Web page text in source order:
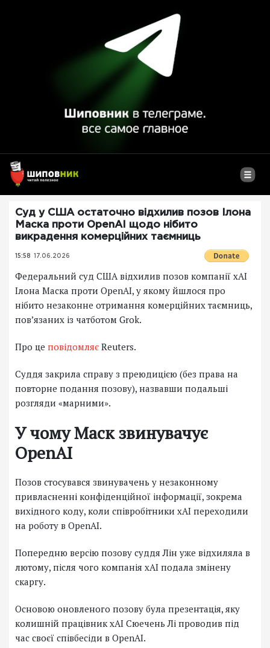
Суд у США остаточно відхилив позов Ілона
Маска проти OpenAI щодо нібито
викрадення комерційних таємниць
15:58 17.06.2026
Федеральний суд США відхилив позов компанії xAI
Ілона Маска проти OpenAI, у якому йшлося про
нібито незаконне отримання комерційних таємниць,
пов’язаних із чатботом Grok.
Про це повідомляє Reuters.
Суддя закрила справу з преюдицією (без права на
повторне подання позову), назвавши подальші
розгляди «марними».
У чому Маск звинувачує
OpenAI
Позов стосувався звинувачень у незаконному
привласненні конфіденційної інформації, зокрема
вихідного коду, коли співробітники xAI переходили
на роботу в OpenAI.
Попередню версію позову суддя Лін уже відхиляла в
лютому, після чого компанія xAI подала змінену
скаргу.
Основою оновленого позову була презентація, яку
колишній працівник xAI Сюечень Лі проводив під
час своєї співбесіди в OpenAI.